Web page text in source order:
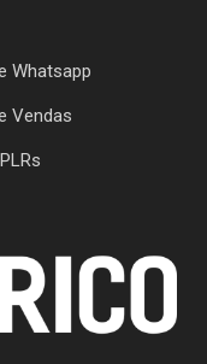
Whatsapp
Vendas